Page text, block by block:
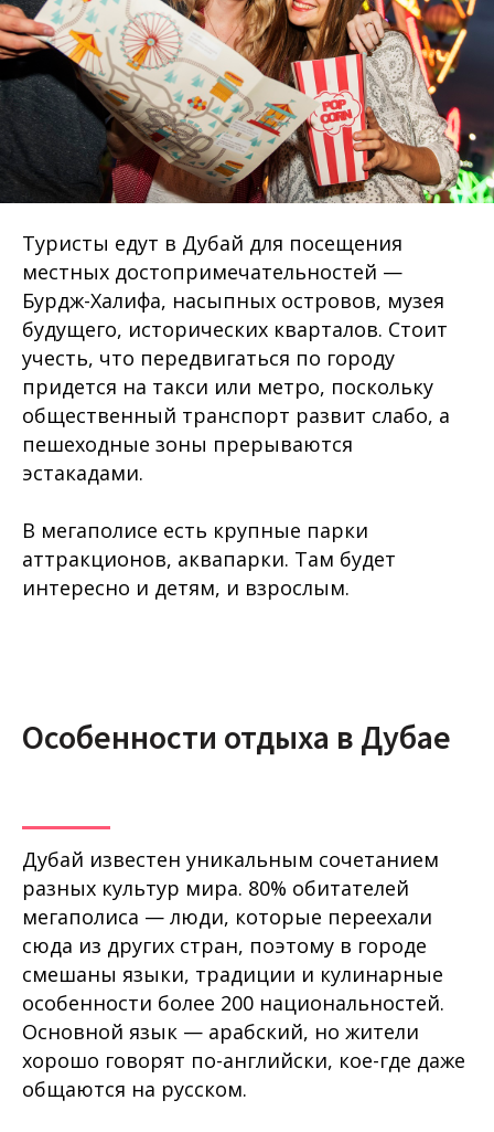
Туристы едут в Дубай для посещения
местных достопримечательностей —
Бурдж-Халифа, насыпных островов, музея
будущего, исторических кварталов. Стоит
учесть, что передвигаться по городу
придется на такси или метро, поскольку
общественный транспорт развит слабо, а
пешеходные зоны прерываются
эстакадами.
В мегаполисе есть крупные парки
аттракционов, аквапарки. Там будет
интересно и детям, и взрослым.
Особенности отдыха в Дубае
Дубай известен уникальным сочетанием
разных культур мира. 80% обитателей
мегаполиса — люди, которые переехали
сюда из других стран, поэтому в городе
смешаны языки, традиции и кулинарные
особенности более 200 национальностей.
Основной язык — арабский, но жители
хорошо говорят по-английски, кое-где даже
общаются на русском.